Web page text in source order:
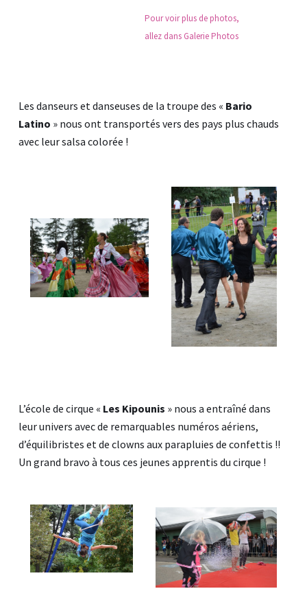
Pour voir plus de photos,
allez dans Galerie Photos
Les danseurs et danseuses de la troupe des « Bario
Latino » nous ont transportés vers des pays plus chauds
avec leur salsa colorée !
L’école de cirque « Les Kipounis » nous a entraîné dans
leur univers avec de remarquables numéros aériens,
d’équilibristes et de clowns aux parapluies de confettis !!
Un grand bravo à tous ces jeunes apprentis du cirque !